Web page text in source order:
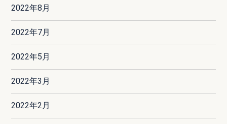
2022年8月
2022年7月
2022年5月
2022年3月
2022年2月